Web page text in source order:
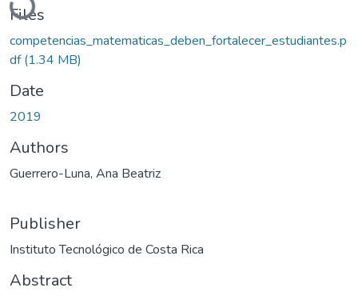
Loading...
Files
competencias_matematicas_deben_fortalecer_estudiantes.p
df(1.34 MB)
Date
2019
Authors
Guerrero-Luna, Ana Beatriz
Publisher
Instituto Tecnológico de Costa Rica
Abstract